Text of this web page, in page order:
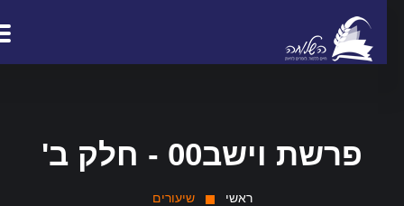
פרשת וישב00 - חלק ב'
ראשי שיעורים